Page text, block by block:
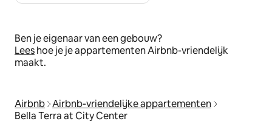
Ben je eigenaar van een gebouw?
Leeshoe je je appartementen Airbnb-vriendelijk
maakt.
Airbnb Airbnb-vriendelijke appartementen
Bella Terra at City Center